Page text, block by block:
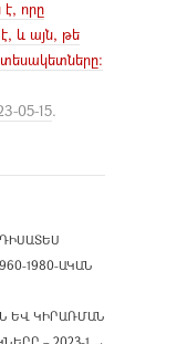
է, որը
և այն, թե
05-15.
1980-ԱԿԱՆ
ԵՎ ԿԻՐԱՌՄԱՆ